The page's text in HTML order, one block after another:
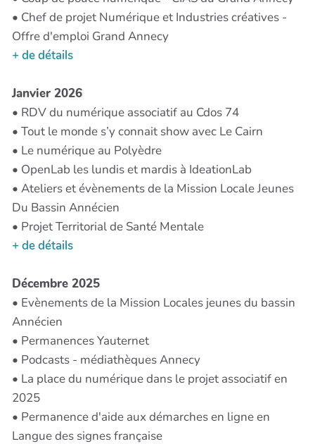
• Chef de projet Numérique et Industries créatives -
Offre d'emploi Grand Annecy
+ de détails
Janvier 2026
• RDV du numérique associatif au Cdos 74
• Tout le monde s’y connait show avec Le Cairn
• Le numérique au Polyèdre
• OpenLab les lundis et mardis à IdeationLab
• Ateliers et évènements de la Mission Locale Jeunes
Du Bassin Annécien
• Projet Territorial de Santé Mentale
+ de détails
Décembre 2025
• Evènements de la Mission Locales jeunes du bassin
Annécien
• Permanences Yauternet
• Podcasts - médiathèques Annecy
• La place du numérique dans le projet associatif en
2025
• Permanence d'aide aux démarches en ligne en
Langue des signes française